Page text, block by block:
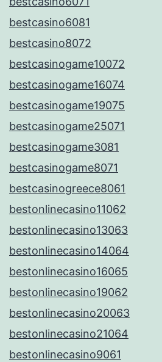
bestcasino6081
bestcasino8072
bestcasinogame10072
bestcasinogame16074
bestcasinogame19075
bestcasinogame25071
bestcasinogame3081
bestcasinogame8071
bestcasinogreece8061
bestonlinecasino11062
bestonlinecasino13063
bestonlinecasino14064
bestonlinecasino16065
bestonlinecasino19062
bestonlinecasino20063
bestonlinecasino21064
bestonlinecasino9061